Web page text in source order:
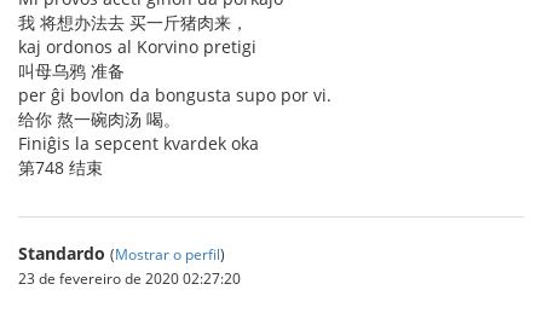
我 将想办法去 买一斤猪肉来，
kaj ordonos al Korvino pretigi
叫母乌鸦 准备
per ĝi bovlon da bongusta supo por vi.
给你 熬一碗肉汤 喝。
Finiĝis la sepcent kvardek oka
第748 结束
Standardo (Mostrar o perfil)
23 de fevereiro de 2020 02:27:20